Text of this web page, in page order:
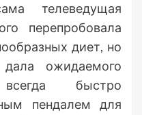
телеведущая
перепробовала
диет, но
ожидаемого
быстро
пендалем для